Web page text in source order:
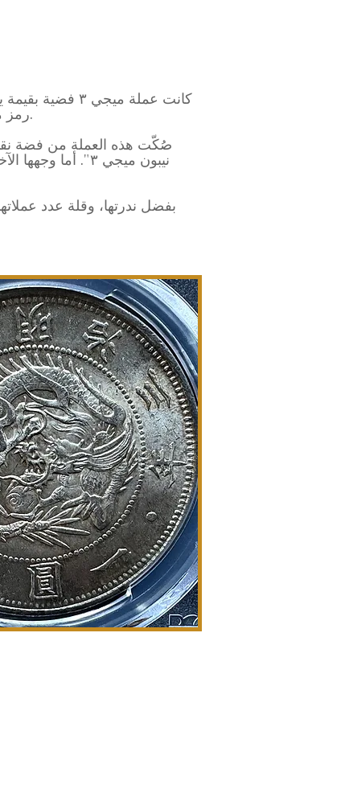
رمز مهم لبداية اليابان الحديثة. صدرت كجزء من إصلاحات نهضة ميجي ونتيجةً لاعتماد البلاد نظامًا نقديًا غربيًا.
نيبون ميجي ٣".
بفضل ندرتها، وقلة عدد